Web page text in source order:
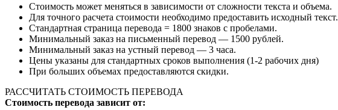
Стоимость может меняться в зависимости от сложности текста и объема.
Для точного расчета стоимости необходимо предоставить исходный текст.
Стандартная страница перевода = 1800 знаков с пробелами.
Минимальный заказ на письменный перевод — 1500 рублей.
Минимальный заказ на устный перевод — 3 часа.
Цены указаны для стандартных сроков выполнения (1-2 рабочих дня)
При больших объемах предоставляются скидки.
РАССЧИТАТЬ СТОИМОСТЬ ПЕРЕВОДА
Стоимость перевода зависит от: